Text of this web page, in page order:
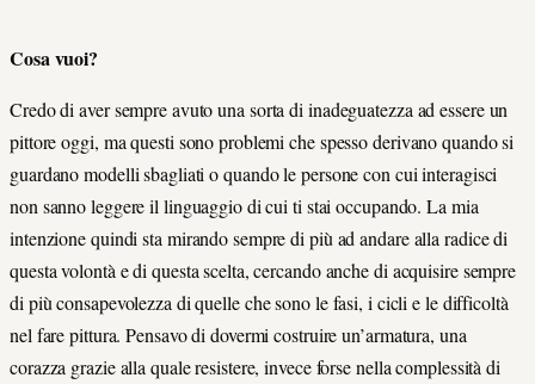
Cosa vuoi?
Credo di aver sempre avuto una sorta di inadeguatezza ad essere un
pittore oggi, ma questi sono problemi che spesso derivano quando si
guardano modelli sbagliati o quando le persone con cui interagisci
non sanno leggere il linguaggio di cui ti stai occupando. La mia
intenzione quindi sta mirando sempre di più ad andare alla radice di
questa volontà e di questa scelta, cercando anche di acquisire sempre
di più consapevolezza di quelle che sono le fasi, i cicli e le difficoltà
nel fare pittura. Pensavo di dovermi costruire un’armatura, una
corazza grazie alla quale resistere, invece forse nella complessità di